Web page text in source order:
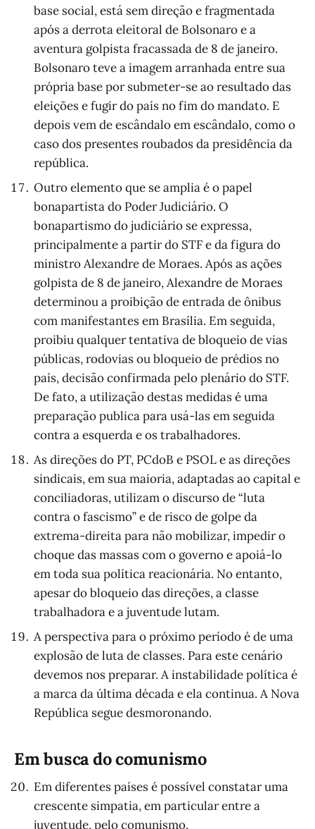
base social, está sem direção e fragmentada
após a derrota eleitoral de Bolsonaro e a
aventura golpista fracassada de 8 de janeiro.
Bolsonaro teve a imagem arranhada entre sua
própria base por submeter-se ao resultado das
eleições e fugir do país no fim do mandato. E
depois vem de escândalo em escândalo, como o
caso dos presentes roubados da presidência da
república.
Outro elemento que se amplia é o papel
bonapartista do Poder Judiciário. O
bonapartismo do judiciário se expressa,
principalmente a partir do STF e da figura do
ministro Alexandre de Moraes. Após as ações
golpista de 8 de janeiro, Alexandre de Moraes
determinou a proibição de entrada de ônibus
com manifestantes em Brasília. Em seguida,
proibiu qualquer tentativa de bloqueio de vias
públicas, rodovias ou bloqueio de prédios no
país, decisão confirmada pelo plenário do STF.
De fato, a utilização destas medidas é uma
preparação publica para usá-las em seguida
contra a esquerda e os trabalhadores.
As direções do PT, PCdoB e PSOL e as direções
sindicais, em sua maioria, adaptadas ao capital e
conciliadoras, utilizam o discurso de “luta
contra o fascismo” e de risco de golpe da
extrema-direita para não mobilizar, impedir o
choque das massas com o governo e apoiá-lo
em toda sua política reacionária. No entanto,
apesar do bloqueio das direções, a classe
trabalhadora e a juventude lutam.
A perspectiva para o próximo período é de uma
explosão de luta de classes. Para este cenário
devemos nos preparar. A instabilidade política é
a marca da última década e ela continua. A Nova
República segue desmoronando.
Em busca do comunismo
Em diferentes países é possível constatar uma
crescente simpatia, em particular entre a
juventude, pelo comunismo.